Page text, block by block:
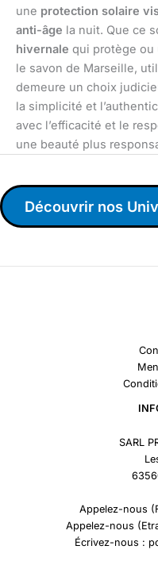
une protection solaire
anti-âge la nuit. Que ce
hivernale qui protège ou
le savon de Marseille,
demeure un choix
la simplicité et
avec l’efficacité et le
une beauté plus
Découvrir nos
SARL
Appelez-nous
Appelez-nous
Écrivez-nous :